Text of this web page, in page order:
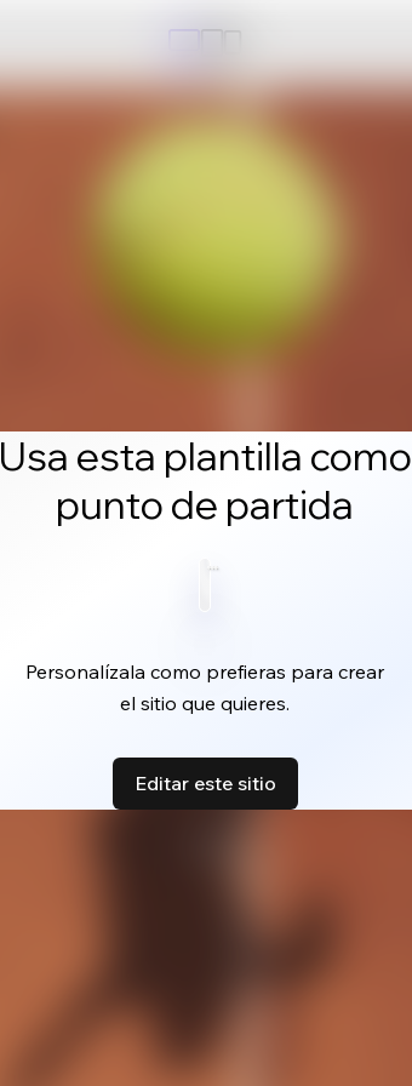
Usa esta plantilla como
punto de partida
Personalízala como prefieras para crear
el sitio que quieres.
Editar este sitio